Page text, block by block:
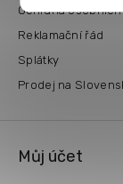
Ochrana
Reklamační řád
Splátky
Prodej na
Můj účet